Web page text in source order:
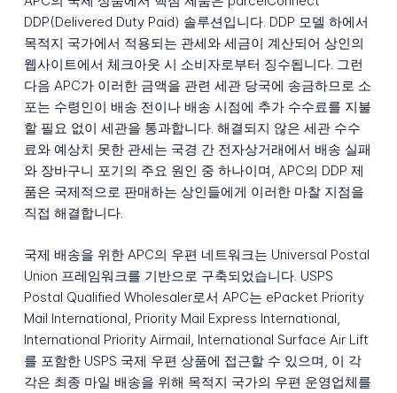
DDP(Delivered Duty Paid) 솔루션입니다. DDP 모델 하에서
목적지 국가에서 적용되는 관세와 세금이 계산되어 상인의
웹사이트에서 체크아웃 시 소비자로부터 징수됩니다. 그런
다음 APC가 이러한 금액을 관련 세관 당국에 송금하므로 소
포는 수령인이 배송 전이나 배송 시점에 추가 수수료를 지불
할 필요 없이 세관을 통과합니다. 해결되지 않은 세관 수수
료와 예상치 못한 관세는 국경 간 전자상거래에서 배송 실패
와 장바구니 포기의 주요 원인 중 하나이며, APC의 DDP 제
품은 국제적으로 판매하는 상인들에게 이러한 마찰 지점을
직접 해결합니다.
국제 배송을 위한 APC의 우편 네트워크는 Universal Postal
Union 프레임워크를 기반으로 구축되었습니다. USPS
Postal Qualified Wholesaler로서 APC는 ePacket Priority
Mail International, Priority Mail Express International,
International Priority Airmail, International Surface Air Lift
를 포함한 USPS 국제 우편 상품에 접근할 수 있으며, 이 각
각은 최종 마일 배송을 위해 목적지 국가의 우편 운영업체를